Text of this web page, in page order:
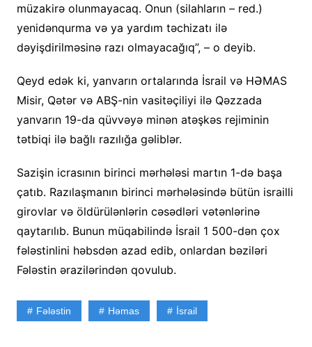
müzakirə olunmayacaq. Onun (silahların – red.)
yenidənqurma və ya yardım təchizatı ilə
dəyişdirilməsinə razı olmayacağıq”, – o deyib.
Qeyd edək ki, yanvarın ortalarında İsrail və HƏMAS
Misir, Qətər və ABŞ-nin vasitəçiliyi ilə Qəzzada
yanvarın 19-da qüvvəyə minən atəşkəs rejiminin
tətbiqi ilə bağlı razılığa gəliblər.
Sazişin icrasının birinci mərhələsi martın 1-də başa
çatıb. Razılaşmanın birinci mərhələsində bütün israilli
girovlar və öldürülənlərin cəsədləri vətənlərinə
qaytarılıb. Bunun müqabilində İsrail 1 500-dən çox
fələstinlini həbsdən azad edib, onlardan bəziləri
Fələstin ərazilərindən qovulub.
Fələstin Həmas İsrail